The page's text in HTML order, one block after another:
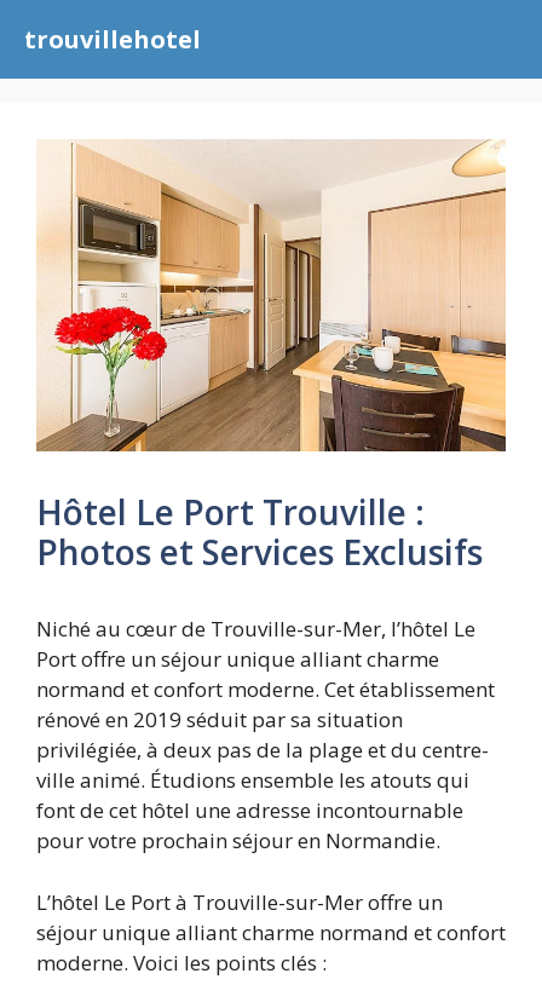
contenu
trouvillehotel
Hôtel Le Port Trouville :
Photos et Services Exclusifs
Niché au cœur de Trouville-sur-Mer, l’hôtel Le
Port offre un séjour unique alliant charme
normand et confort moderne. Cet établissement
rénové en 2019 séduit par sa situation
privilégiée, à deux pas de la plage et du centre-
ville animé. Étudions ensemble les atouts qui
font de cet hôtel une adresse incontournable
pour votre prochain séjour en Normandie.
L’hôtel Le Port à Trouville-sur-Mer offre un
séjour unique alliant charme normand et confort
moderne. Voici les points clés :